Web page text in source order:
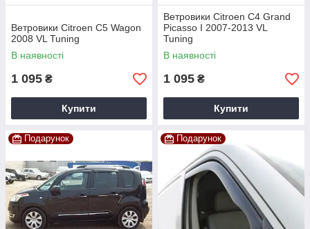
Ветровики Citroen C5 Wagon
2008 VL Tuning
В наявності
1 095 ₴
Купити
Ветровики Citroen C4 Grand
Picasso I 2007-2013 VL
Tuning
В наявності
1 095 ₴
Купити
Подарунок Подарунок